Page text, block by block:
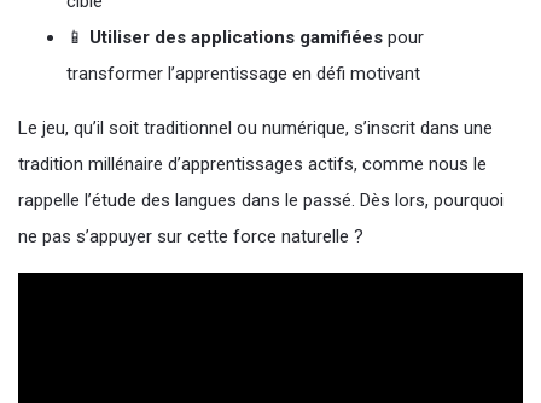
📱 Utiliser des applications gamifiées pour
transformer l’apprentissage en défi motivant
Le jeu, qu’il soit traditionnel ou numérique, s’inscrit dans une
tradition millénaire d’apprentissages actifs, comme nous le
rappelle l’étude des langues dans le passé. Dès lors, pourquoi
ne pas s’appuyer sur cette force naturelle ?